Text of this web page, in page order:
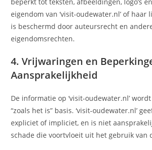
eigendom van ‘visit-oudewater.nl’ of haar
is beschermd door auteursrecht en
eigendomsrechten.
4. Vrijwaringen en
Aansprakelijkheid
De informatie op ‘visit-oudewater.nl’
“zoals het is” basis. ‘visit-oudewater.nl’
expliciet of impliciet, en is niet
schade die voortvloeit uit het gebruik van